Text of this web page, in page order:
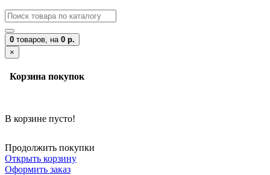
0 товаров, на 0 р.
×
Корзина покупок
В корзине пусто!
Продолжить покупки
Открыть корзину
Оформить заказ